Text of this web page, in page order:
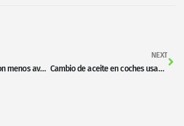
Marcas de coches con menos averías: ¿Qué comprar para no vivir en el taller?
NEXT
Cambio de aceite en coches usados: Qué revisar y trucos